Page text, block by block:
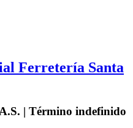
Ferretería Santa
| Término indefinido